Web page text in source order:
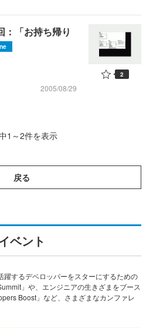
：「お持ち帰り
2005/08/29
2
1～2件を表示
戻る
ベント
するデベロッパーをスターにするための
」や、エンジニアの生きざまをブース
Boost」など、さまざまなカンファレ